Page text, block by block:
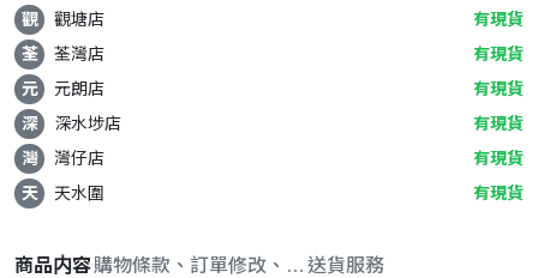
觀
觀塘店
有現貨
荃
荃灣店
有現貨
元
元朗店
有現貨
深
深水埗店
有現貨
灣
灣仔店
有現貨
天
天水圍 有現貨
商品内容購物條款、訂單修改、取消與退款政策
送貨服務